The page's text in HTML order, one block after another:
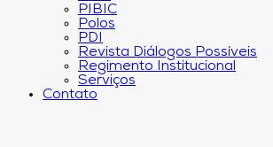
PIBIC
Polos
PDI
Revista Diálogos Possíveis
Regimento Institucional
Serviços
Contato